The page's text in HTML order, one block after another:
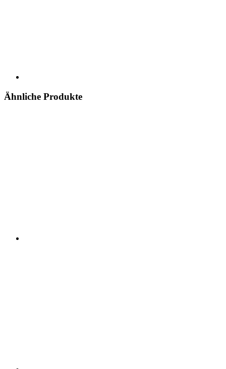
Ähnliche Produkte